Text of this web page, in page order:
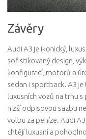
Závěry
Audi A3 je ikonický,
sofistikovaný design,
konfigurací, motorů a
sedan i sportback. A3
luxusních vozů na trhu
nižší odpisovou sazbu
volbu za peníze. Audi
chtějí luxusní a